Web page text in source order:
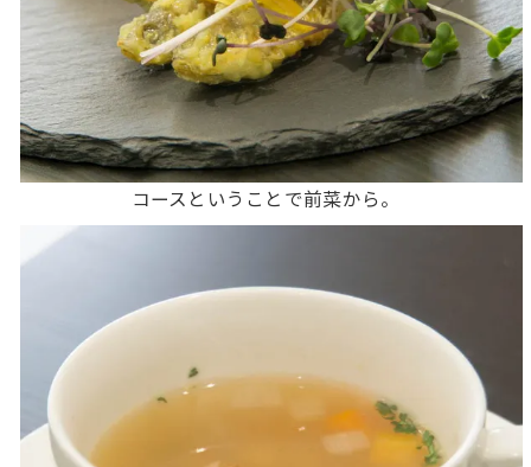
コースということで前菜から。